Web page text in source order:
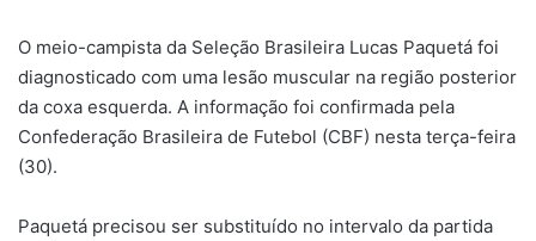
O meio-campista da Seleção Brasileira Lucas Paquetá foi
diagnosticado com uma lesão muscular na região posterior
da coxa esquerda. A informação foi confirmada pela
Confederação Brasileira de Futebol (CBF) nesta terça-feira
(30).
Paquetá precisou ser substituído no intervalo da partida